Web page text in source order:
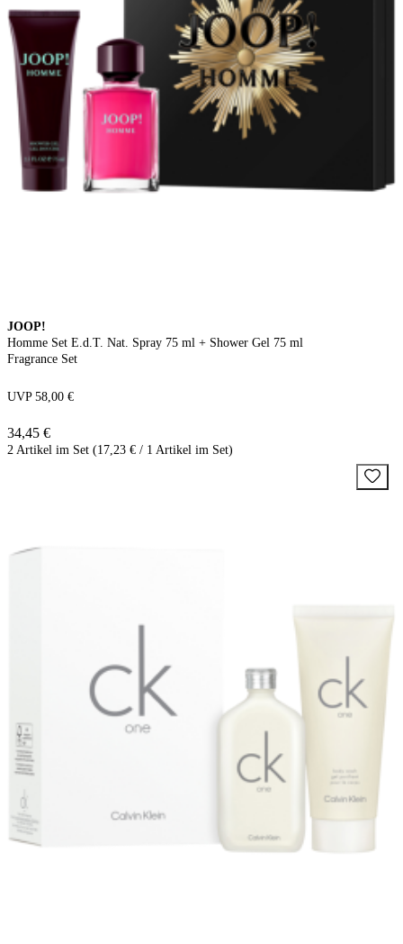
JOOP!
Homme Set E.d.T. Nat. Spray 75 ml + Shower Gel 75 ml
Fragrance Set
UVP 58,00 €
34,45 €
2 Artikel im Set (17,23 € / 1 Artikel im Set)